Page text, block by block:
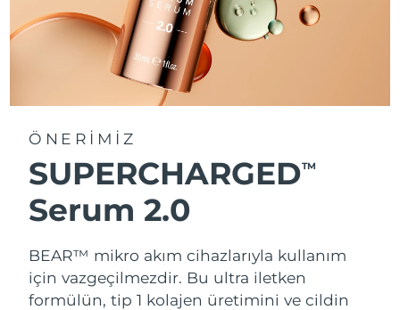
ÖNERİMİZ
SUPERCHARGEDTM
Serum 2.0
BEAR™ mikro akım cihazlarıyla kullanım
için vazgeçilmezdir. Bu ultra iletken
formülün, tip 1 kolajen üretimini ve cildin